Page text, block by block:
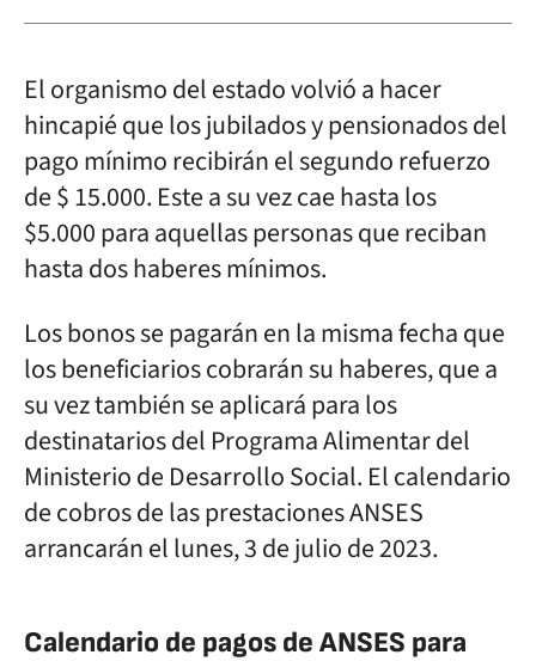
El organismo del estado volvió a hacer
hincapié que los jubilados y pensionados del
pago mínimo recibirán el segundo refuerzo
de $ 15.000. Este a su vez cae hasta los
$5.000 para aquellas personas que reciban
hasta dos haberes mínimos.
Los bonos se pagarán en la misma fecha que
los beneficiarios cobrarán su haberes, que a
su vez también se aplicará para los
destinatarios del Programa Alimentar del
Ministerio de Desarrollo Social. El calendario
de cobros de las prestaciones ANSES
arrancarán el lunes, 3 de julio de 2023.
Calendario de pagos de ANSES para